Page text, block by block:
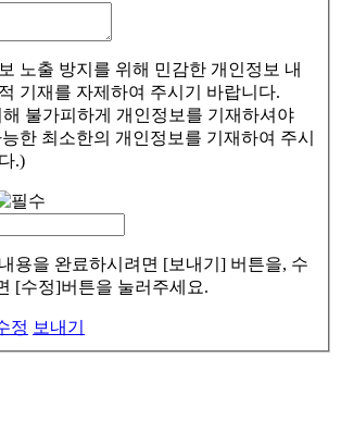
노출 방지를 위해 민감한 개인정보 내
기재를 자제하여 주시기 바랍니다.
불가피하게 개인정보를 기재하셔야
한 최소한의 개인정보를 기재하여 주시
.)
용을 완료하시려면 [보내기] 버튼을, 수
[수정]버튼을 눌러주세요.
정 보내기